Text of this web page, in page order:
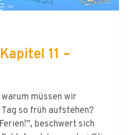
11 –
müssen wir
beschwert sich
heraus bei Oli.
jetzt wieder